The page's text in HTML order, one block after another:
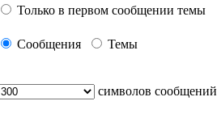
Только в первом сообщении темы
Сообщения Темы
символов сообщений